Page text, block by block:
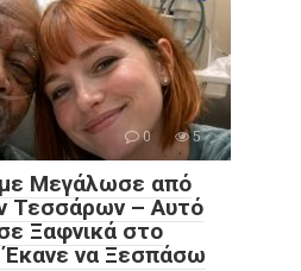
0 5
Μεγάλωσε από
Τεσσάρων – Αυτό
Ξαφνικά στο
να Ξεσπάσω